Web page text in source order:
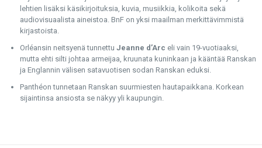
lehtien lisäksi käsikirjoituksia, kuvia, musiikkia, kolikoita sekä
audiovisuaalista aineistoa. BnF on yksi maailman merkittävimmistä
kirjastoista.
Orléansin neitsyenä tunnettuJeanne d’Arc eli vain 19-vuotiaaksi,
mutta ehti silti johtaa armeijaa, kruunata kuninkaan ja kääntää Ranskan
ja Englannin välisen satavuotisen sodan Ranskan eduksi.
Panthéon tunnetaan Ranskan suurmiesten hautapaikkana. Korkean
sijaintinsa ansiosta se näkyy yli kaupungin.